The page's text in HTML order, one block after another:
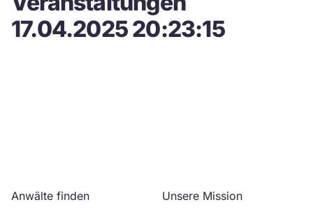
17.04.2025 20:23:15
Anwälte finden
Unsere Mission